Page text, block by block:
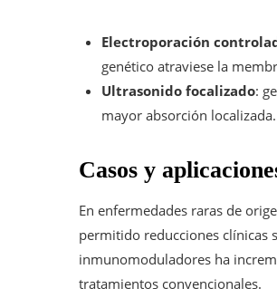
Electroporación
genético atraviese la
Ultrasonido focalizado:
mayor absorción localizada.
Casos y
En enfermedades raras de
permitido reducciones clínicas
inmunomoduladores ha
tratamientos convencionales.